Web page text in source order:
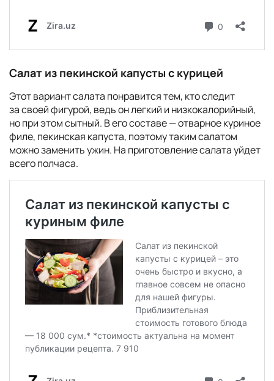
Салат из пекинской капусты с курицей
Этот вариант салата понравится тем, кто следит
за своей фигурой, ведь он легкий и низкокалорийный,
но при этом сытный. В его составе — отварное куриное
филе, пекинская капуста, поэтому таким салатом
можно заменить ужин. На приготовление салата уйдет
всего полчаса.